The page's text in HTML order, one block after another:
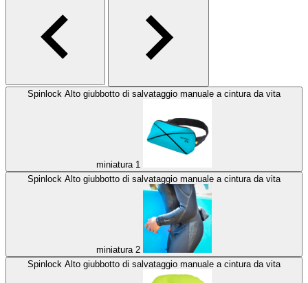
Spinlock Alto giubbotto di salvataggio manuale a cintura da vita
miniatura 1
Spinlock Alto giubbotto di salvataggio manuale a cintura da vita
miniatura 2
Spinlock Alto giubbotto di salvataggio manuale a cintura da vita